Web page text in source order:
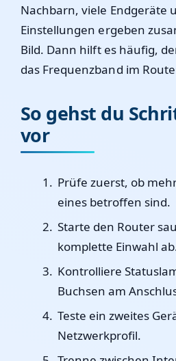
Nachbarn, viele Endgeräte
Einstellungen ergeben
Bild. Dann hilft es häufig,
das Frequenzband im
So gehst du
vor
Prüfe zuerst, ob
eines betroffen sind.
Starte den Router
komplette Einwahl
Kontrolliere
Buchsen am
Teste ein zweites
Netzwerkprofil.